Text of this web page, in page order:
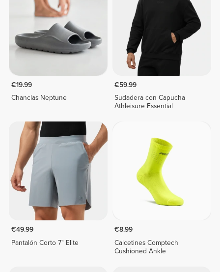
€19.99
Chanclas Neptune
€59.99
Sudadera con Capucha
Athleisure Essential
€49.99
Pantalón Corto 7" Elite
€8.99
Calcetines Comptech
Cushioned Ankle